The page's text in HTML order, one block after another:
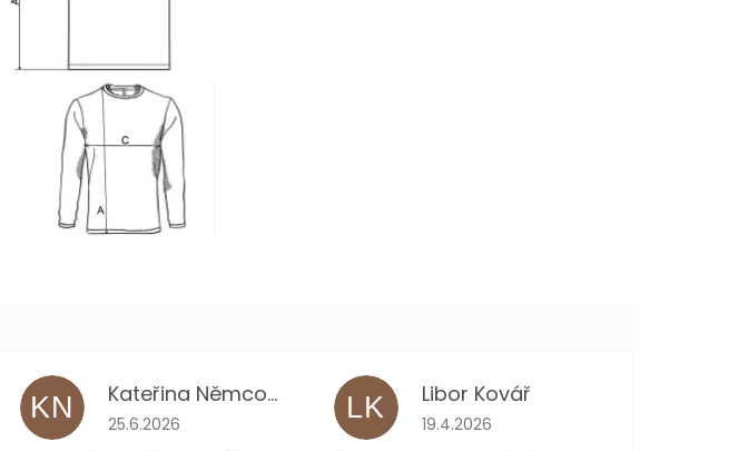
hvězdiček.
KN Kateřina Němcová
Hodnocení obchodu je 5 z 5 hvězdiček.
25.6.2026
LK Libor Kovář
Hodnocení obchodu je 5 z 5 hvězdiček.
19.4.2026